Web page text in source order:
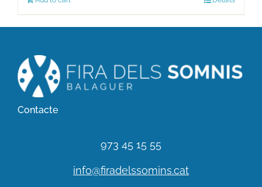
Contacte
973 45 15 55
info@firadelssomins.cat